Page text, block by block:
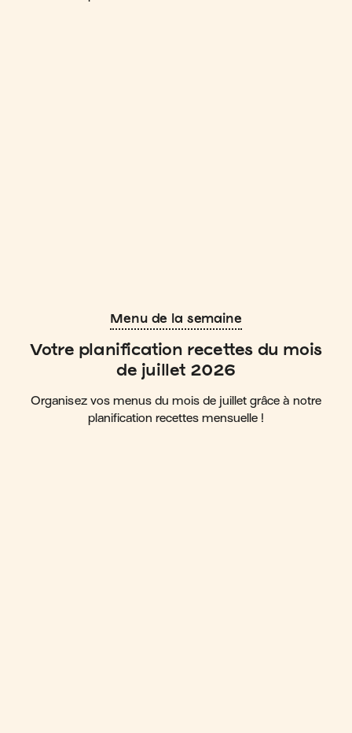
Menu de la semaine
Votre planification recettes du mois
de juillet 2026
Organisez vos menus du mois de juillet grâce à notre
planification recettes mensuelle !